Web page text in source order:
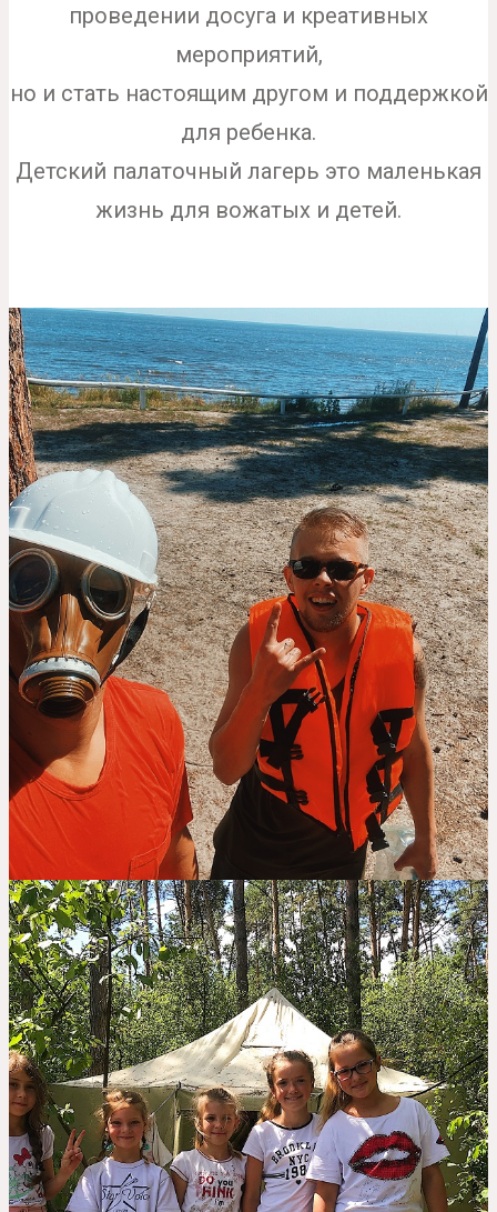
проведении досуга и креативных
мероприятий,
но и стать настоящим другом и поддержкой
для ребенка.
Детский палаточный лагерь это маленькая
жизнь для вожатых и детей.